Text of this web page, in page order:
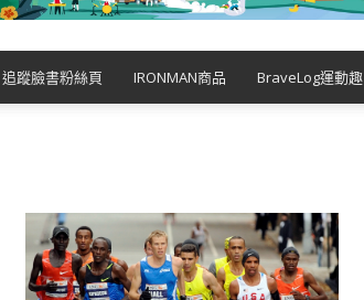
追蹤臉書粉絲頁 IRONMAN商品 BraveLog運動趣